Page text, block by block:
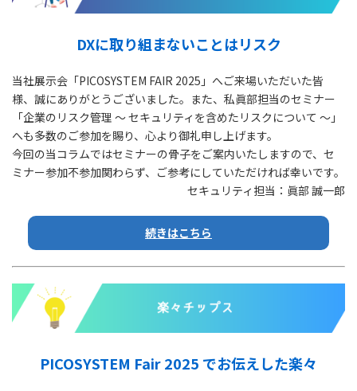
DXに取り組まないことはリスク
当社展示会「PICOSYSTEM FAIR 2025」へご来場いただいた皆
様、誠にありがとうございました。また、私眞部担当のセミナー
「企業のリスク管理 ～ セキュリティを含めたリスクについて ～」
へも多数のご参加を賜り、心より御礼申し上げます。
今回の当コラムではセミナーの骨子をご案内いたしますので、セ
ミナー参加不参加関わらず、ご参考にしていただければ幸いです。
セキュリティ担当：眞部 誠一郎
続きはこちら
PICOSYSTEM Fair 2025 でお伝えした楽々